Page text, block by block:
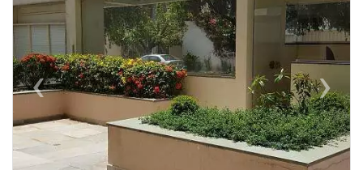
‹Previous ›Next